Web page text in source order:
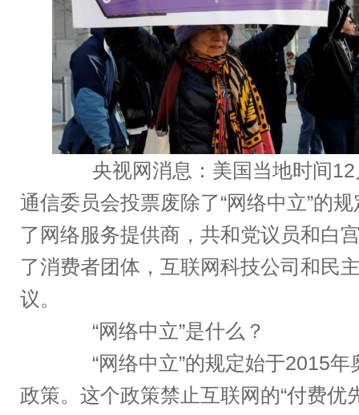
央视网消息 ：美国当地时间
通信委员会投票废除了“网络中立”的
了网络服务提供商，共和党议员和白
了消费者团体，互联网科技公司和民
议。
“网络中立”是什么？
“网络中立”的规定始于2015年
政策。这个政策禁止互联网的“付费优